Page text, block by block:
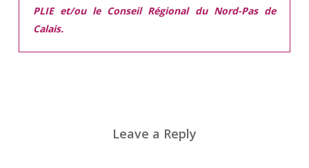
PLIE et/ou le Conseil Régional du Nord-Pas de
Calais.
Leave a Reply